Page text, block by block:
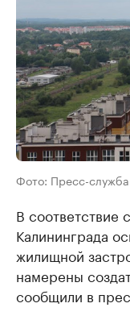
Фото: Пресс-
В соответствие
Калининграда
жилищной
намерены
сообщили в